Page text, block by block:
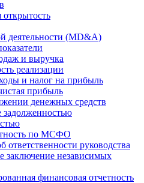
деятельности (MD&A)
и выручка
реализации
и налог на прибыль
прибыль
денежных средств
задолженностью
по МСФО
ответственности руководства
заключение независимых
финансовая отчетность